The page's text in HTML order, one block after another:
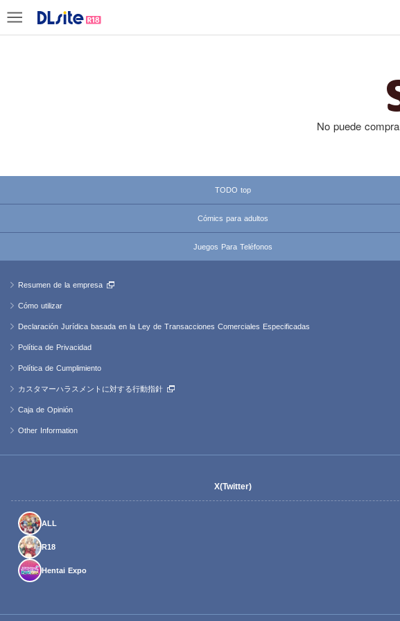
No puede
TODO top
Cómics para adultos
Juegos Para Teléfonos
Resumen de la empresa
Cómo utilizar
Declaración Jurídica basada en la Ley de Transacciones Comerciales Especificadas
Política de Privacidad
Política de Cumplimiento
カスタマーハラスメントに対する行動指針
Caja de Opinión
Other Information
X(Twitter)
ALL
R18
Hentai Expo